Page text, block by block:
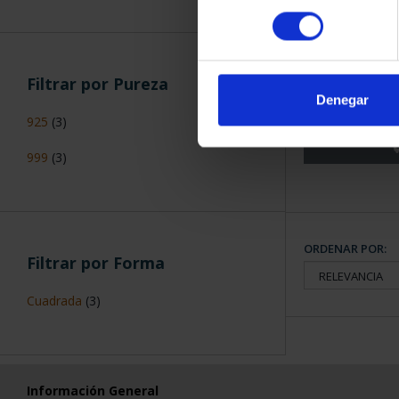
consentimiento
Denegar
Filtrar por Pureza
925 (3)
999 (3)
Filtrar por Forma
Cuadrada (3)
275
(2021)
ORDENAR POR:
Información General